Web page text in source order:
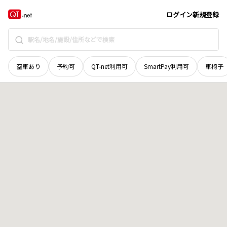
ログイン新規登録
空車あり 予約可 QT-net利用可 SmartPay利用可 車椅子
鳥取県